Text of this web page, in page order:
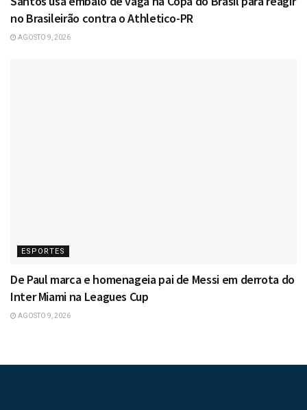
no Brasileirão contra o Athletico-PR
AGOSTO 9, 2026
ESPORTES
De Paul marca e homenageia pai de Messi em derrota do
Inter Miami na Leagues Cup
AGOSTO 9, 2026